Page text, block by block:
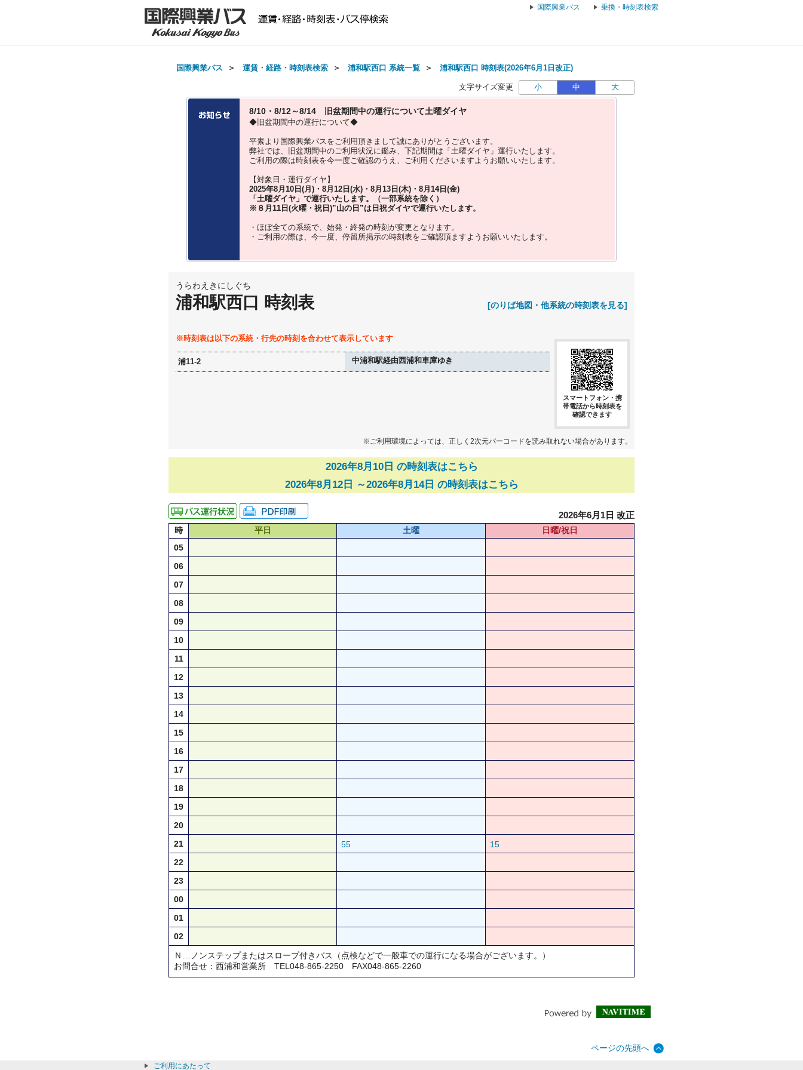
国際興業バス 乗換・時刻表検索
国際興業バス ＞ 運賃・経路・時刻表検索 ＞ 浦和駅西口 系統一覧 ＞ 浦和駅西口 時刻表(2026年6月1日改正)
文字サイズ変更 小 中 大
8/10・8/12～8/14 旧盆期間中の運行について土曜ダイヤ
◆旧盆期間中の運行について◆
平素より国際興業バスをご利用頂きまして誠にありがとうございます。
弊社では、旧盆期間中のご利用状況に鑑み、下記期間は「土曜ダイヤ」運行いたします。
ご利用の際は時刻表を今一度ご確認のうえ、ご利用くださいますようお願いいたします。
【対象日・運行ダイヤ】
2025年8月10日(月)・8月12日(水)・8月13日(木)・8月14日(金)
「土曜ダイヤ」 で運行いたします。（一部系統を除く）
※８月11日(火曜・祝日)”山の日 ”は 日祝ダイヤで運行いたします。
・ほぼ全ての系統で、始発・終発の時刻が変更となります。
・ご利用の際は、今一度、 停留所掲示の時刻表をご確認頂ますようお願いいたします。
うらわえきにしぐち
浦和駅西口 時刻表 [のりば地図・他系統の時刻表を見る]
※時刻表は以下の系統・行先の時刻を合わせて表示しています
浦11-2 中浦和駅経由西浦和車庫ゆき
スマートフォン・携
帯電話から時刻表を
確認できます
※ご利用環境によっては、正しく2次元バーコードを読み取れない場合があります。
2026年8月10日 の時刻表はこちら
2026年8月12日 ～2026年8月14日 の時刻表はこちら
2026年6月1日 改正
時 平日 土曜
日曜/祝日
05
06
07
08
09
10
11
12
13
14
15
16
17
18
19
20
21
55
15
22
23
00
01
02
Ｎ…ノンステップまたはスロープ付きバス（点検などで一般車での運行になる場合がございます。）
お問合せ：西浦和営業所 TEL048-865-2250 FAX048-865-2260
ページの先頭へ
ご利用にあたって